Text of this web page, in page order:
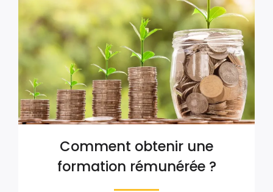
Comment obtenir une
formation rémunérée ?